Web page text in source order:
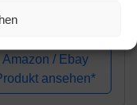
Mit reduziertem
und
7-
Amazon / Ebay
ansehen*